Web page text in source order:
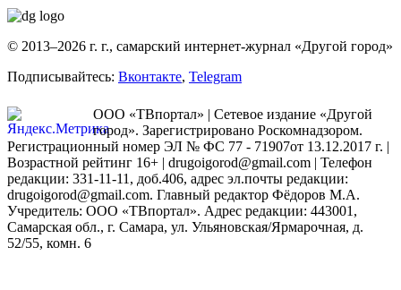
© 2013–2026 г. г., самарский интернет-журнал «Другой город»
Подписывайтесь: Вконтакте, Telegram
ООО «ТВпортал» | Сетевое издание «Другой
город». Зарегистрировано Роскомнадзором.
Регистрационный номер ЭЛ № ФС 77 - 71907от 13.12.2017 г. |
Возрастной рейтинг 16+ | drugoigorod@gmail.com | Телефон
редакции: 331-11-11, доб.406, адрес эл.почты редакции:
drugoigorod@gmail.com. Главный редактор Фёдоров М.А.
Учредитель: ООО «ТВпортал». Адрес редакции: 443001,
Самарская обл., г. Самара, ул. Ульяновская/Ярмарочная, д.
52/55, комн. 6